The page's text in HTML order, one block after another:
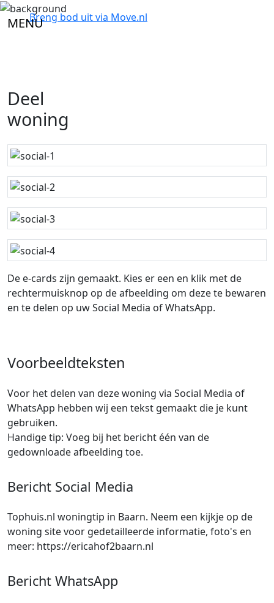
MENUBreng bod uit via Move.nl
Deel
woning
De e-cards zijn gemaakt. Kies er een en klik met de
rechtermuisknop op de afbeelding om deze te bewaren
en te delen op uw Social Media of WhatsApp.
Voorbeeldteksten
Voor het delen van deze woning via Social Media of
WhatsApp hebben wij een tekst gemaakt die je kunt
gebruiken.
Handige tip: Voeg bij het bericht één van de
gedownloade afbeelding toe.
Bericht Social Media
Tophuis.nl woningtip in Baarn. Neem een kijkje op de
woning site voor gedetailleerde informatie, foto's en
meer: https://ericahof2baarn.nl
Bericht WhatsApp